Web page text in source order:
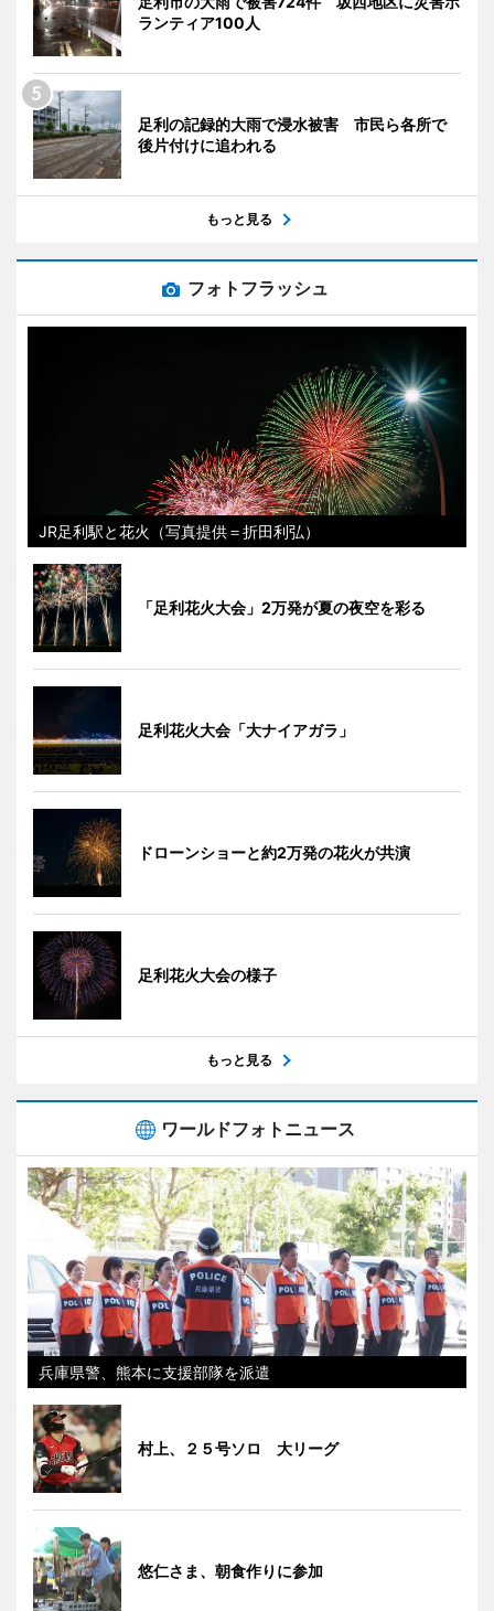
ランティア100人
足利の記録的大雨で浸水被害 市民ら各所で
後片付けに追われる
もっと見る
フォトフラッシュ
JR足利駅と花火（写真提供＝折田利弘）
「足利花火大会」2万発が夏の夜空を彩る
足利花火大会「大ナイアガラ」
ドローンショーと約2万発の花火が共演
足利花火大会の様子
もっと見る
ワールドフォトニュース
兵庫県警、熊本に支援部隊を派遣
村上、２５号ソロ 大リーグ
悠仁さま、朝食作りに参加